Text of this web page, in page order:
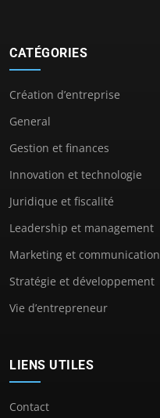
CATÉGORIES
Création d’entreprise
General
Gestion et finances
Innovation et technologie
Juridique et fiscalité
Leadership et management
Marketing et communication
Stratégie et développement
Vie d’entrepreneur
LIENS UTILES
Contact